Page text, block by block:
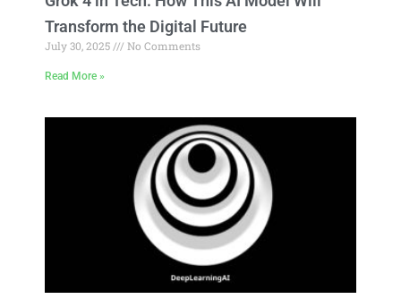
Transform the Digital Future
July 30, 2025 No Comments
Read More »